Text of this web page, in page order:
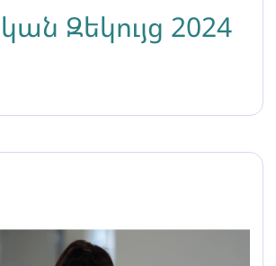
Զեկույց 2024